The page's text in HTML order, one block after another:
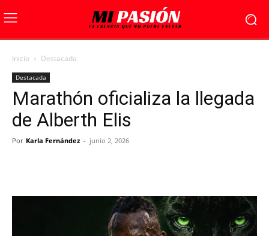
Inicio Destacada
Destacada
Marathón oficializa la llegada
de Alberth Elis
Por Karla Fernández - junio 2, 2026